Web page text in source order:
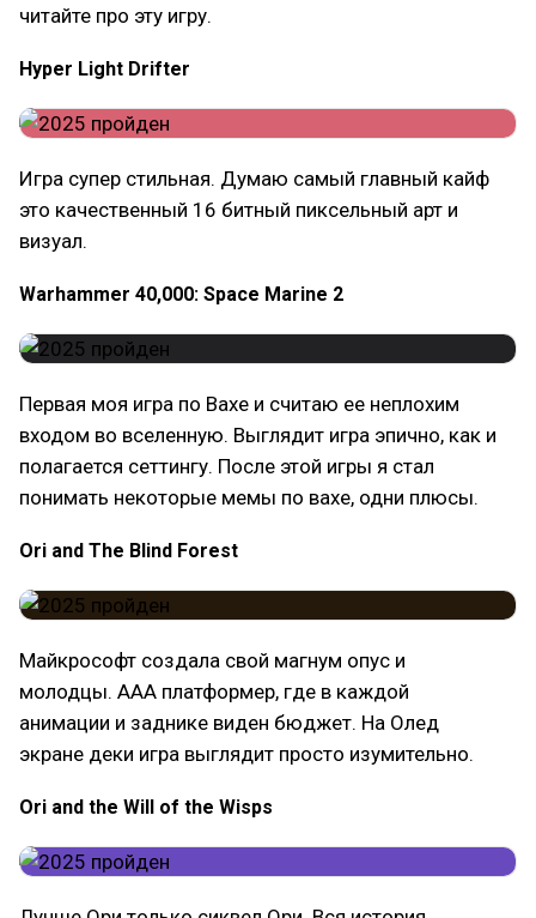
читайте про эту игру.
Hyper Light Drifter
Игра супер стильная. Думаю самый главный кайф
это качественный 16 битный пиксельный арт и
визуал.
Warhammer 40,000: Space Marine 2
Первая моя игра по Вахе и считаю ее неплохим
входом во вселенную. Выглядит игра эпично, как и
полагается сеттингу. После этой игры я стал
понимать некоторые мемы по вахе, одни плюсы.
Ori and The Blind Forest
Майкрософт создала свой магнум опус и
молодцы. ААА платформер, где в каждой
анимации и заднике виден бюджет. На Олед
экране деки игра выглядит просто изумительно.
Ori and the Will of the Wisps